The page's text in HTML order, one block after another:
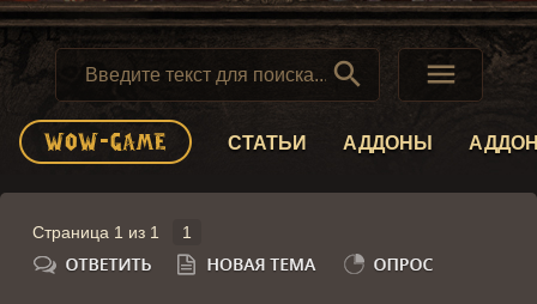
 
СТАТЬИ АДДОНЫ
Страница 1 из 1 1